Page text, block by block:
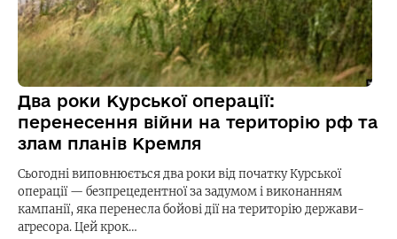
Два роки Курської операції:
перенесення війни на територію рф та
злам планів Кремля
Сьогодні виповнюється два роки від початку Курської
операції — безпрецедентної за задумом і виконанням
кампанії, яка перенесла бойові дії на територію держави-
агресора. Цей крок…